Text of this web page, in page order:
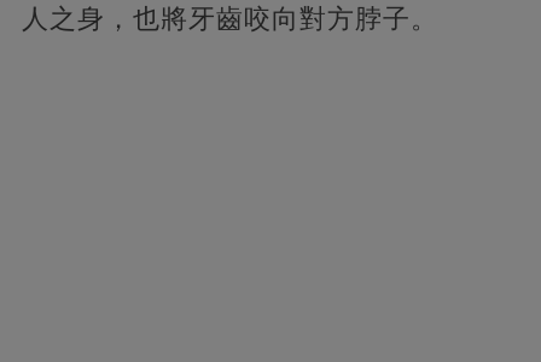
人之身，也將牙齒咬向對方脖子。